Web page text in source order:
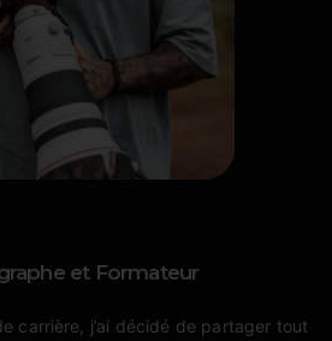
et Formateur
carrière, j’ai décidé de partager tout